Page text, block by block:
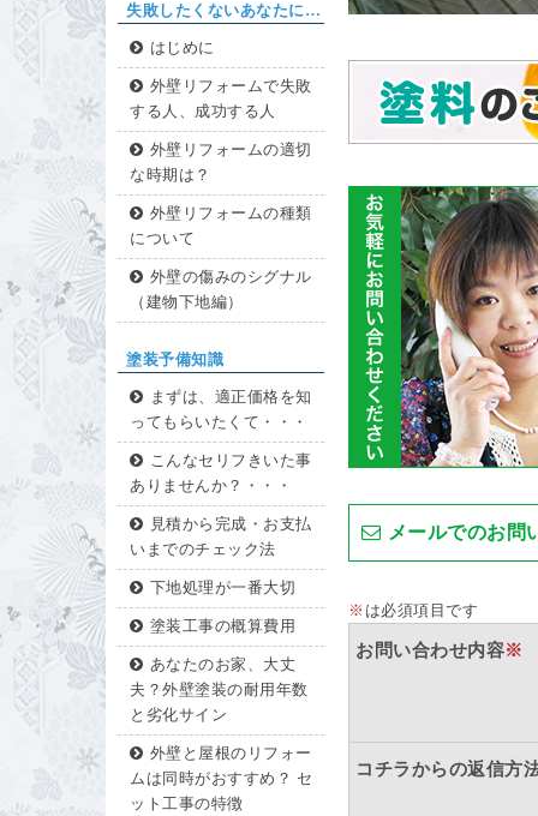
失敗したくないあなたに…
はじめに
外壁リフォームで失敗
する人、成功する人
外壁リフォームの適切
な時期は？
外壁リフォームの種類
について
外壁の傷みのシグナル
（建物下地編）
塗装予備知識
まずは、適正価格を知
ってもらいたくて・・・
こんなセリフきいた事
ありませんか？・・・
見積から完成・お支払
いまでのチェック法
下地処理が一番大切
塗装工事の概算費用
あなたのお家、大丈
夫？外壁塗装の耐用年数
と劣化サイン
外壁と屋根のリフォー
ムは同時がおすすめ？ セ
ット工事の特徴
メールでのお問
※ は必須項目です
お問い合わせ内容※
コチラからの返信方